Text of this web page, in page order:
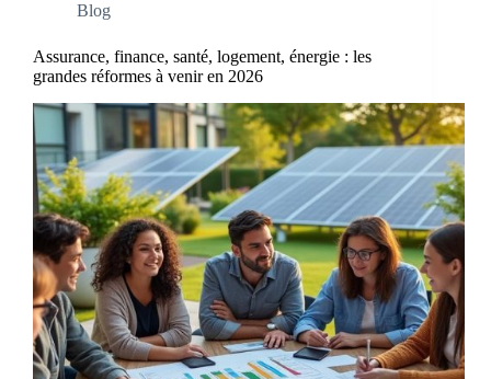
Blog
Assurance, finance, santé, logement, énergie : les
grandes réformes à venir en 2026